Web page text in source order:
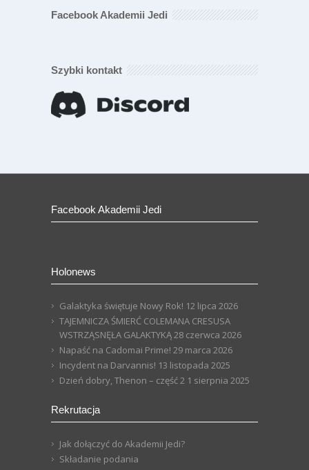
Facebook Akademii Jedi
Szybki kontakt
Facebook Akademii Jedi
Holonews
Galaktyka świętuje Nowy Rok! 12 lipca 2026
TAJEMNICZA ŚMIERĆ COLEMANA CRESUSA
WSTRZĄSNĘŁA GALAKTYKĄ28 czerwca 2026
Napaść na Cadomai Prime! 29 marca 2026
Incydent na Darvannis! 13 listopada 2025
Dzień dobry, Thenon – część 2 1 sierpnia 2025
Rekrutacja
Jak dołączyć do Akademii Jedi?
Składanie podania